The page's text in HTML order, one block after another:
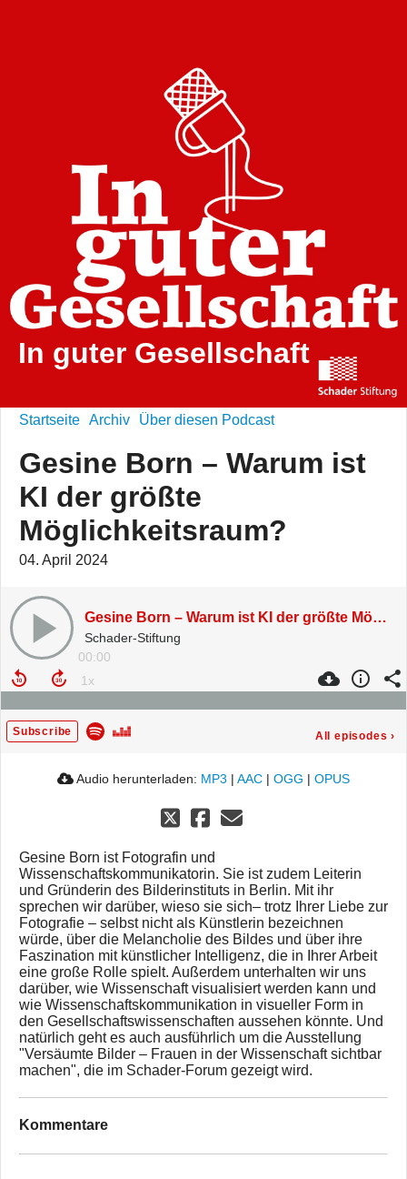
In guter Gesellschaft
Startseite Archiv Über diesen Podcast
Gesine Born – Warum ist
KI der größte
Möglichkeitsraum?
04. April 2024
Gesine Born – Warum ist KI der größte Möglichkeitsraum?
Schader-Stiftung
00:00
Subscribe All episodes ›
Audio herunterladen: MP3 | AAC | OGG | OPUS
Gesine Born ist Fotografin und
Wissenschaftskommunikatorin. Sie ist zudem Leiterin
und Gründerin des Bilderinstituts in Berlin. Mit ihr
sprechen wir darüber, wieso sie sich– trotz Ihrer Liebe zur
Fotografie – selbst nicht als Künstlerin bezeichnen
würde, über die Melancholie des Bildes und über ihre
Faszination mit künstlicher Intelligenz, die in Ihrer Arbeit
eine große Rolle spielt. Außerdem unterhalten wir uns
darüber, wie Wissenschaft visualisiert werden kann und
wie Wissenschaftskommunikation in visueller Form in
den Gesellschaftswissenschaften aussehen könnte. Und
natürlich geht es auch ausführlich um die Ausstellung
"Versäumte Bilder – Frauen in der Wissenschaft sichtbar
machen", die im Schader-Forum gezeigt wird.
Kommentare